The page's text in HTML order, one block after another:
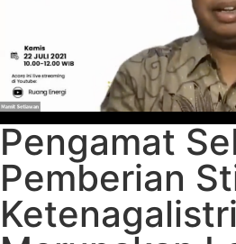
Pengamat
Pemberian